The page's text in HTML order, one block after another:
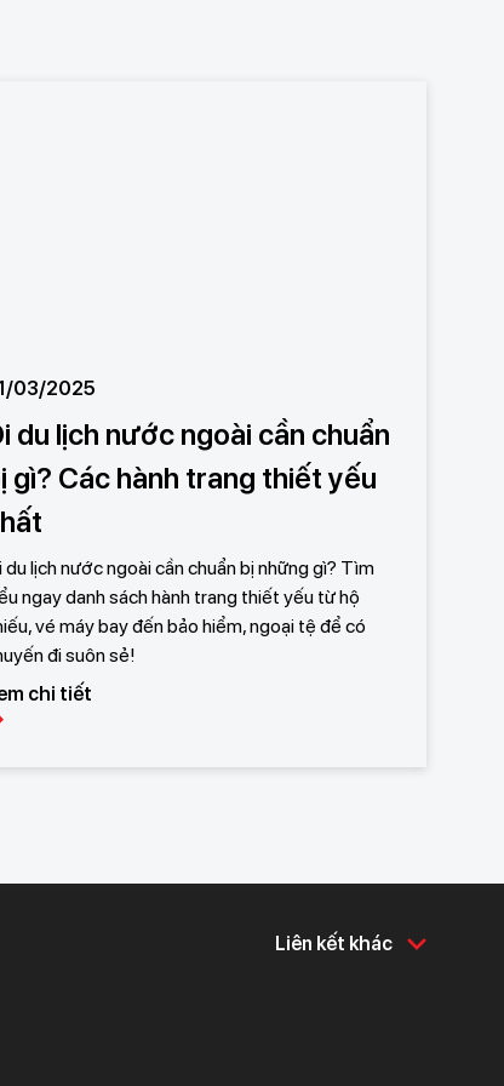
03/2025
du lịch nước ngoài cần chuẩn
gì? Các hành trang thiết yếu
du lịch nước ngoài cần chuẩn bị những gì? Tìm
ngay danh sách hành trang thiết yếu từ hộ
vé máy bay đến bảo hiểm, ngoại tệ để có
đi suôn sẻ!
chi tiết
Liên kết khác